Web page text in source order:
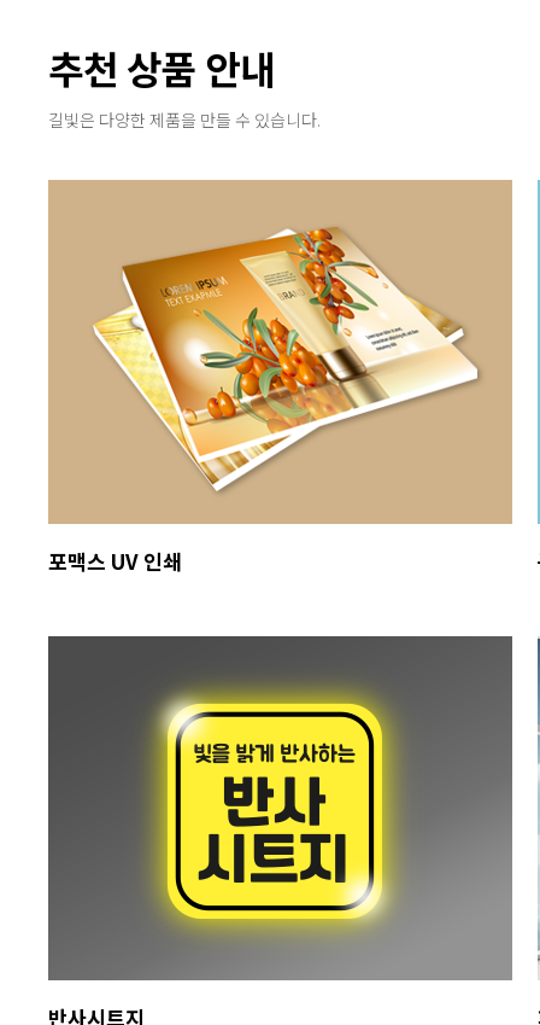
추천 상품 안내
길빛은 다양한 제품을 만들 수 있습니다.
포맥스 UV 인쇄
반사시트지